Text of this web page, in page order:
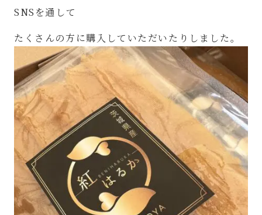
SNS を通して
たくさんの方に購入していただいたりしました。